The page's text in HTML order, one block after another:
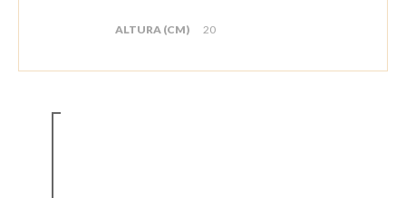
ALTURA (CM) 20